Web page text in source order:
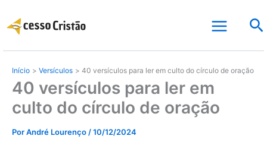
para
conteúdo
Início Versículos 40 versículos para ler em culto do círculo de oração
40 versículos para ler em
culto do círculo de oração
PorAndré Lourenço /10/12/2024